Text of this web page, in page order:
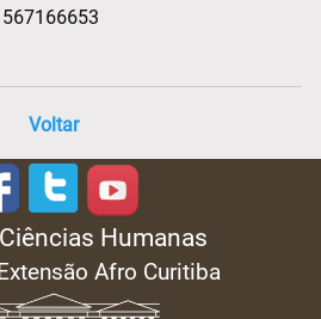
Voltar
Humanas
Afro Curitiba